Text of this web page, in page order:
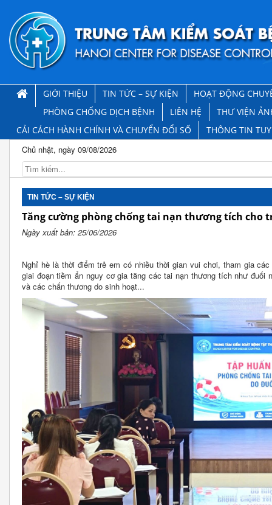
GIỚI THIỆU TIN TỨC – SỰ KIỆN
HOẠT ĐỘNG
PHÒNG CHỐNG DỊCH BỆNH
LIÊN HỆ
THƯ VIỆN
CẢI CÁCH HÀNH CHÍNH VÀ CHUYỂN ĐỔI SỐ
THÔNG TIN
Chủ nhật, ngày 09/08/2026
TIN TỨC – SỰ KIỆN
Tăng cường phòng chống tai nạn thương tích cho
Ngày xuất bản: 25/06/2026
Nghỉ hè là thời điểm trẻ em có nhiều thời gian vui chơi, tham gia
giai đoạn tiềm ẩn nguy cơ gia tăng các tai nạn thương tích như đuối
và các chấn thương do sinh hoạt...